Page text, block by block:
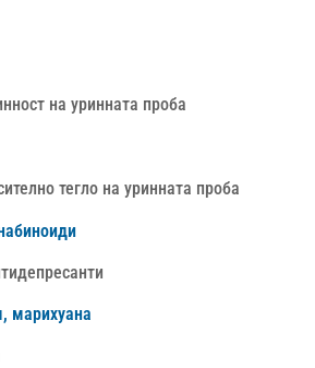
на уринната проба
тегло на уринната проба
марихуана